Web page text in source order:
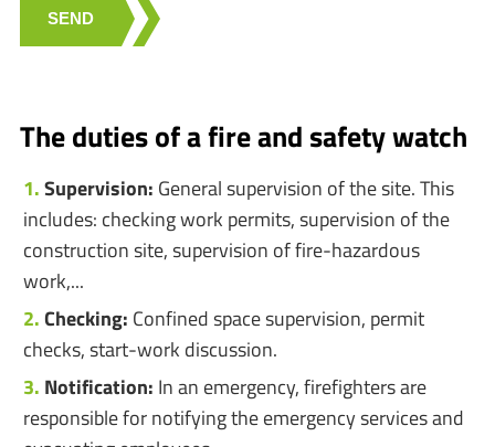
SEND
The duties of a fire and safety watch
Supervision: General supervision of the site. This
includes: checking work permits, supervision of the
construction site, supervision of fire-hazardous
work,...
Checking: Confined space supervision, permit
checks, start-work discussion.
Notification: In an emergency, firefighters are
responsible for notifying the emergency services and